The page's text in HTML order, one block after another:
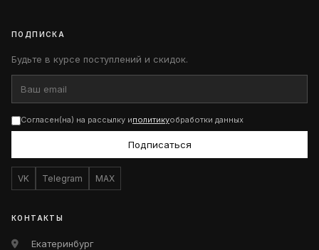
ПОДПИСКА
Будьте в курсе поступлений и скидок.
Согласен(на) на рассылку иполитикуобработки данных
Подписаться
VK Telegram MAX
КОНТАКТЫ
Екатеринбург